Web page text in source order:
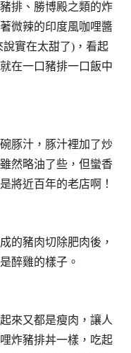
排、勝博殿之類的炸
微辣的印度風咖哩醬
實在太甜了)，看起
在一口豬排一口飯中
豚汁，豚汁裡加了炒
然略油了些，但蠻香
將近百年的老店啊！
的豬肉切除肥肉後，
醉雞的樣子。
來又都是瘦肉，讓人
炸豬排丼一樣，吃起